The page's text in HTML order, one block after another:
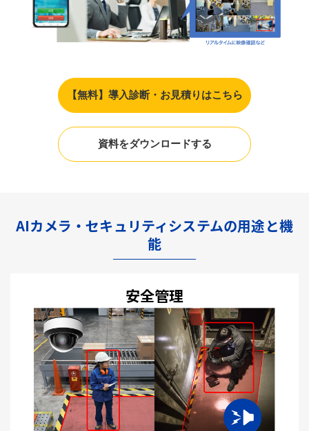
【無料】導入診断・お見積りはこちら
資料をダウンロードする
AIカメラ・セキュリティシステムの用途と機
能
安全管理